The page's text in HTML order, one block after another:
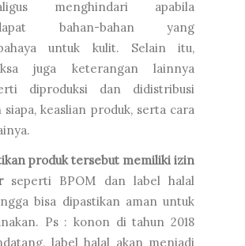
menghindari apabila
bahan-bahan yang
untuk kulit. Selain itu,
juga keterangan lainnya
diproduksi dan didistribusi
siapa, keaslian produk, serta cara
produk tersebut memiliki izin
seperti BPOM dan label halal
bisa dipastikan aman untuk
Ps : konon di tahun 2018
label halal akan menjadi